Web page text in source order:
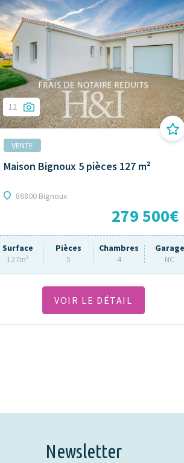
12
VENTE
Maison Bignoux 5 pièces 127 m²
86800 Bignoux
279 500€
Surface
127m²
Pièces
5
Chambres
4
Garage
NC
VOIR LE DÉTAIL
Newsletter